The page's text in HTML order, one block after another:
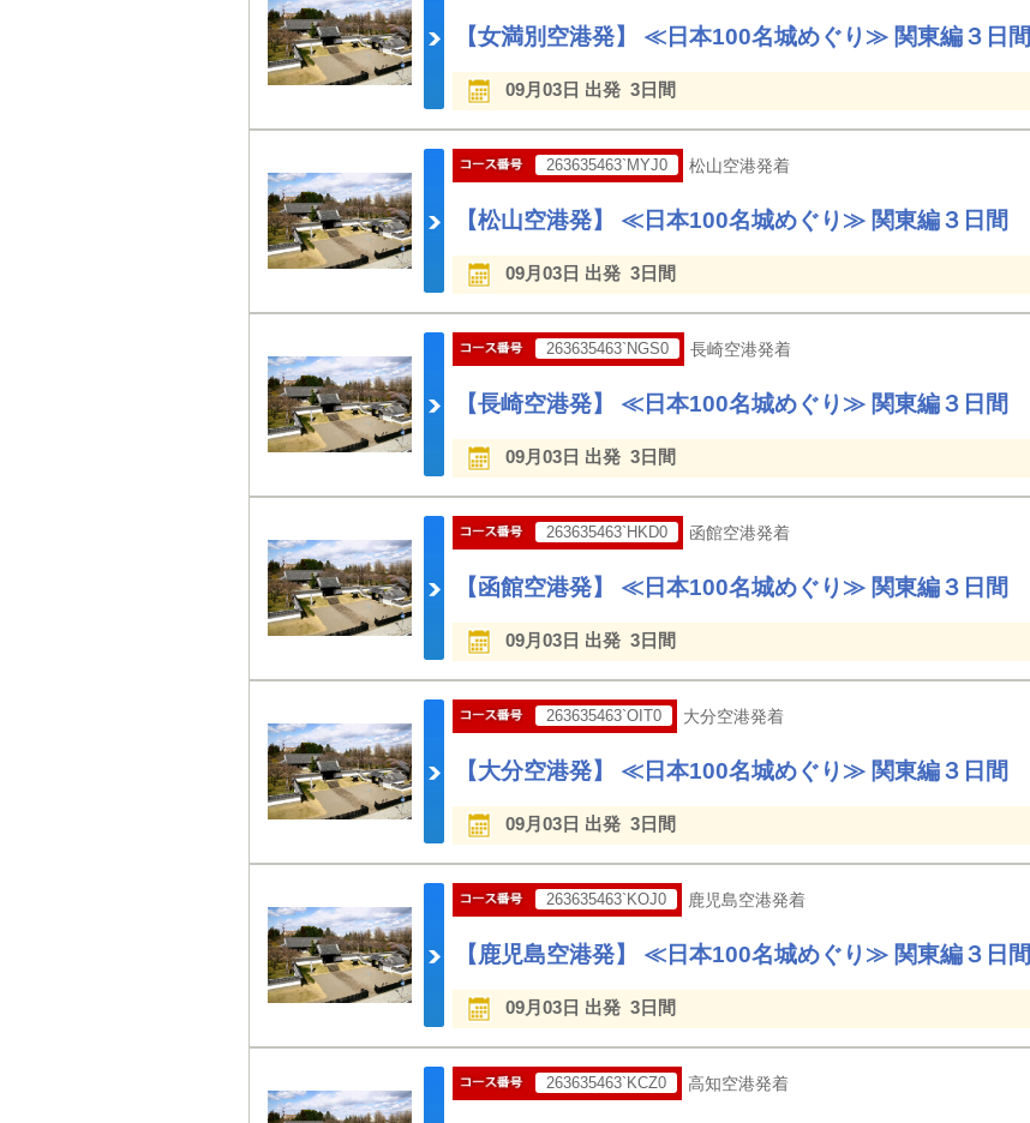
【女満別空港発】 ≪日本100名城めぐり≫ 関東編３日間
09月03日 出発 3日間
263635463`MYJ0 松山空港発着
【松山空港発】 ≪日本100名城めぐり≫ 関東編３日間
09月03日 出発 3日間
263635463`NGS0 長崎空港発着
【長崎空港発】 ≪日本100名城めぐり≫ 関東編３日間
09月03日 出発 3日間
263635463`HKD0 函館空港発着
【函館空港発】 ≪日本100名城めぐり≫ 関東編３日間
09月03日 出発 3日間
263635463`OIT0 大分空港発着
【大分空港発】 ≪日本100名城めぐり≫ 関東編３日間
09月03日 出発 3日間
263635463`KOJ0 鹿児島空港発着
【鹿児島空港発】 ≪日本100名城めぐり≫ 関東編３日間
09月03日 出発 3日間
263635463`KCZ0 高知空港発着